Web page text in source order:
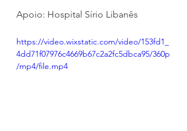
Apoio: Hospital Sírio Libanês
https://video.wixstatic.com/video/153fd1_
4dd71f07976c4669b67c2a2fc5dbca95/360p
/mp4/file.mp4